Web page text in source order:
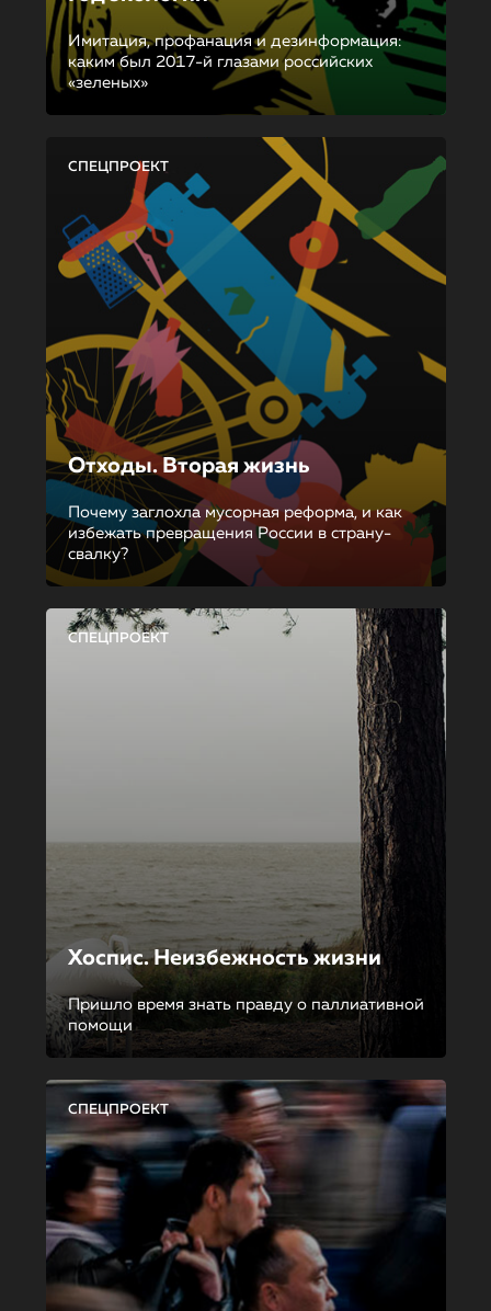
Имитация, профанация и дезинформация:
каким был 2017-й глазами российских
«зеленых»
СПЕЦПРОЕКТ
Отходы. Вторая жизнь
Почему заглохла мусорная реформа, и как
избежать превращения России в страну-
свалку?
СПЕЦПРОЕКТ
Хоспис. Неизбежность жизни
Пришло время знать правду о паллиативной
помощи
СПЕЦПРОЕКТ